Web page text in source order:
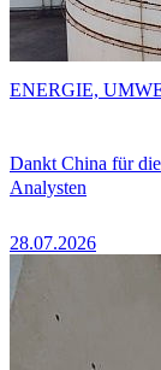
Dankt China für
Analysten
28.07.2026
ENERGIE,